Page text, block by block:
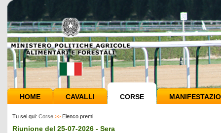
HOME CAVALLI CORSE
Tu sei qui: Corse >> Elenco premi
Riunione del 25-07-2026 - Sera